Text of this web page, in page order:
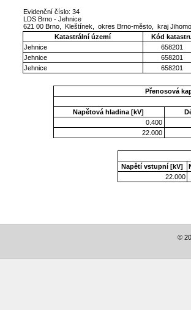
Evidenční číslo: 34
LDS Brno - Jehnice
621 00 Brno, Kleštínek, okres Brno-město, kraj
Katastrální území
Kód
Jehnice
658201
Jehnice
658201
Jehnice
658201
Přenosová
Napětová hladina [kV]
0.400
22.000
Napětí vstupní [kV]
22.000
©